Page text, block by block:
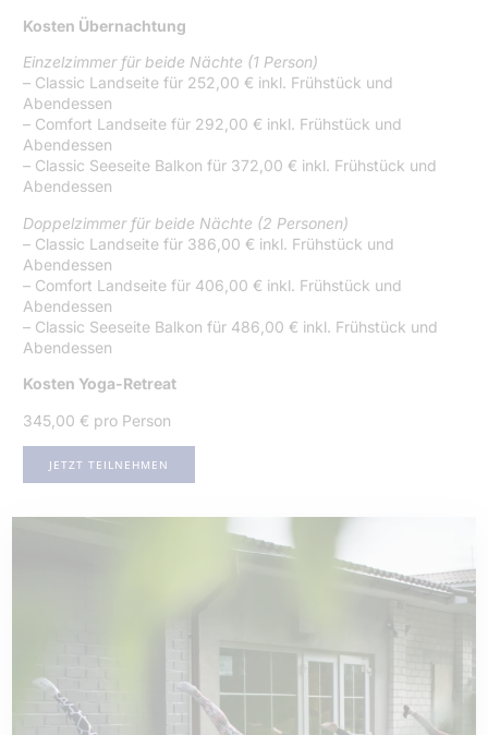
Kosten Übernachtung
Einzelzimmer für beide Nächte (1 Person)
– Classic Landseite für 252,00 € inkl. Frühstück und
Abendessen
– Comfort Landseite für 292,00 € inkl. Frühstück und
Abendessen
– Classic Seeseite Balkon für 372,00 € inkl. Frühstück und
Abendessen
Doppelzimmer für beide Nächte (2 Personen)
– Classic Landseite für 386,00 € inkl. Frühstück und
Abendessen
– Comfort Landseite für 406,00 € inkl. Frühstück und
Abendessen
– Classic Seeseite Balkon für 486,00 € inkl. Frühstück und
Abendessen
Kosten Yoga-Retreat
345,00 € pro Person
JETZT TEILNEHMEN